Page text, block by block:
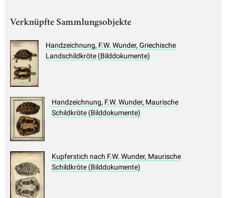
Verknüpfte Sammlungsobjekte
Handzeichnung, F.W. Wunder, Griechische
Landschildkröte (Bilddokumente)
Handzeichnung, F.W. Wunder, Maurische
Schildkröte (Bilddokumente)
Kupferstich nach F.W. Wunder, Maurische
Schildkröte (Bilddokumente)